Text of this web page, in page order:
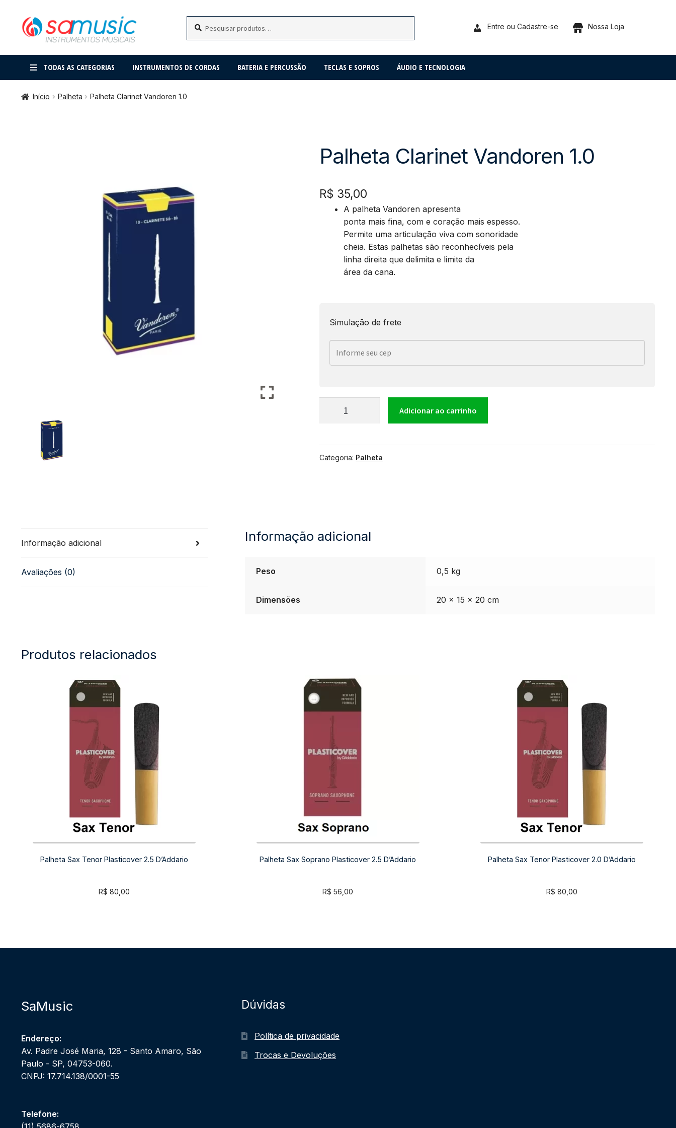
Pular
para
Pular
para
por:
Entre ou Cadastre-se Nossa Loja
TODAS AS CATEGORIAS INSTRUMENTOS DE CORDAS BATERIA E PERCUSSÃO TECLAS E SOPROS ÁUDIO E TECNOLOGIA
Início Palheta Palheta Clarinet Vandoren 1.0
Palheta Clarinet Vandoren 1.0
R$ 35,00
A palheta Vandoren apresenta
ponta mais fina, com e coração mais espesso.
Permite uma articulação viva com sonoridade
cheia. Estas palhetas são reconhecíveis pela
linha direita que delimita e limite da
área da cana.
Simulação de frete
Palheta
Vandoren
Adicionar ao carrinho
Categoria: Palheta
Informação adicional
Avaliações (0)
Informação adicional
Peso 0,5 kg
Dimensões 20 × 15 × 20 cm
Produtos relacionados
Palheta Sax Tenor Plasticover 2.5 D’Addario
R$ 80,00
Palheta Sax Soprano Plasticover 2.5 D’Addario
R$ 56,00
Palheta Sax Tenor Plasticover 2.0 D’Addario
R$ 80,00
SaMusic
Endereço:
Av. Padre José Maria, 128 - Santo Amaro, São
Paulo - SP, 04753-060.
CNPJ: 17.714.138/0001-55
Telefone:
Dúvidas
Política de privacidade
Trocas e Devoluções